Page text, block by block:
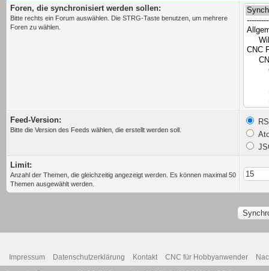
Foren, die synchronisiert werden sollen:
Bitte rechts ein Forum auswählen. Die STRG-Taste benutzen, um mehrere
Foren zu wählen.
Feed-Version:
Bitte die Version des Feeds wählen, die erstellt werden soll.
Limit:
Anzahl der Themen, die gleichzeitig angezeigt werden. Es können maximal 50
Themen ausgewählt werden.
Impressum Datenschutzerklärung Kontakt CNC für Hobbyanwender